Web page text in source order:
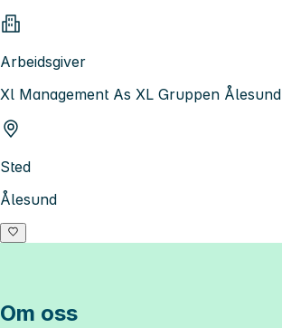
Arbeidsgiver
Xl Management As XL Gruppen Ålesund
Sted
Ålesund
Om oss